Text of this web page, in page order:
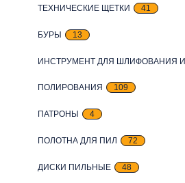
ТЕХНИЧЕСКИЕ ЩЕТКИ 41
БУРЫ 13
ИНСТРУМЕНТ ДЛЯ ШЛИФОВАНИЯ И
ПОЛИРОВАНИЯ 109
ПАТРОНЫ 4
ПОЛОТНА ДЛЯ ПИЛ 72
ДИСКИ ПИЛЬНЫЕ 48